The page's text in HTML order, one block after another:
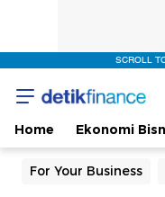
SCROLL
Home Ekonomi
For Your Business